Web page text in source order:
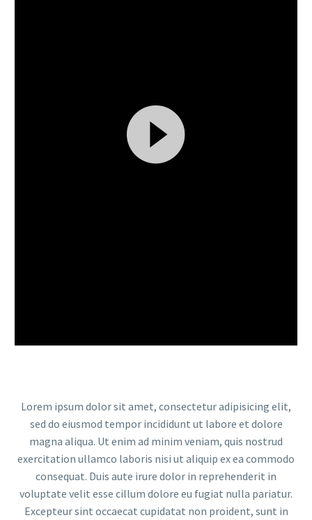
Lorem ipsum dolor sit amet, consectetur adipisicing elit,
sed do eiusmod tempor incididunt ut labore et dolore
magna aliqua. Ut enim ad minim veniam, quis nostrud
exercitation ullamco laboris nisi ut aliquip ex ea commodo
consequat. Duis aute irure dolor in reprehenderit in
voluptate velit esse cillum dolore eu fugiat nulla pariatur.
Excepteur sint occaecat cupidatat non proident, sunt in